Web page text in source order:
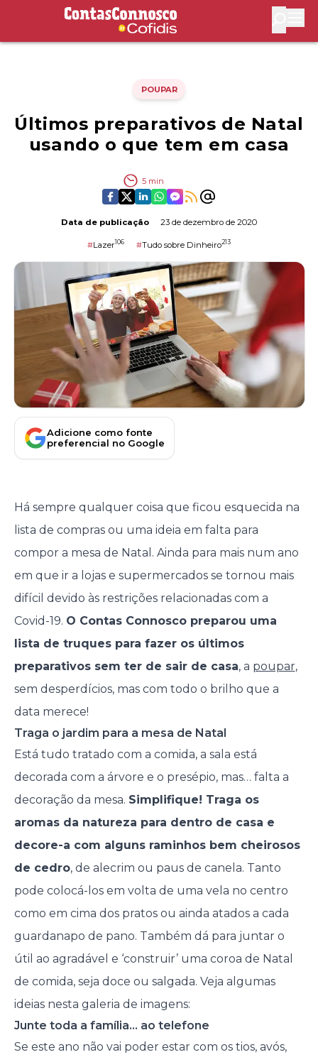
Contas Connosco by Cofidis
POUPAR
Últimos preparativos de Natal
usando o que tem em casa
5 min
Data de publicação 23 de dezembro de 2020
#Lazer106 #Tudo sobre Dinheiro213
Adicione como fonte
preferencial no Google
Há sempre qualquer coisa que ficou esquecida na
lista de compras ou uma ideia em falta para
compor a mesa de Natal. Ainda para mais num ano
em que ir a lojas e supermercados se tornou mais
difícil devido às restrições relacionadas com a
Covid-19. O Contas Connosco preparou uma
lista de truques para fazer os últimos
preparativos sem ter de sair de casa, a poupar,
sem desperdícios, mas com todo o brilho que a
data merece!
Traga o jardim para a mesa de Natal
Está tudo tratado com a comida, a sala está
decorada com a árvore e o presépio, mas… falta a
decoração da mesa. Simplifique! Traga os
aromas da natureza para dentro de casa e
decore-a com alguns raminhos bem cheirosos
de cedro, de alecrim ou paus de canela. Tanto
pode colocá-los em volta de uma vela no centro
como em cima dos pratos ou ainda atados a cada
guardanapo de pano. Também dá para juntar o
útil ao agradável e ‘construir’ uma coroa de Natal
de comida, seja doce ou salgada. Veja algumas
ideias nesta galeria de imagens:
Junte toda a família… ao telefone
Se este ano não vai poder estar com os tios, avós,